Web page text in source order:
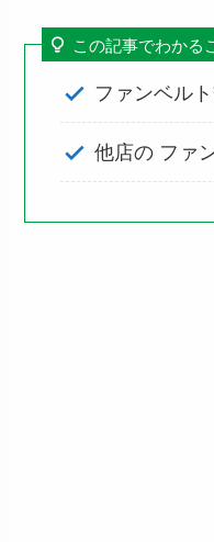
この記事でわかる
ファンベル
他店の ファ